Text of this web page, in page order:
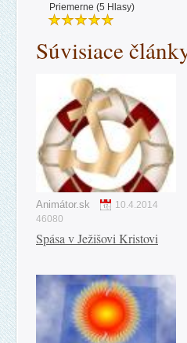
Priemerne (5 Hlasy)
Súvisiace
Animátor.sk
10.4.2014
46080
Spása v Ježišovi Kristovi